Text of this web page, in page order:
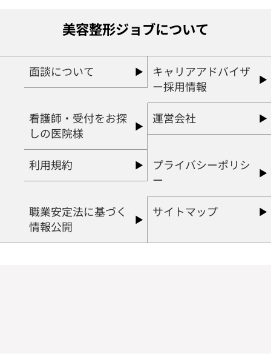
美容整形ジョブについて
面談について
キャリアアドバイザ
ー採用情報
看護師・受付をお探
しの医院様
運営会社
利用規約
プライバシーポリシ
ー
職業安定法に基づく
情報公開
サイトマップ